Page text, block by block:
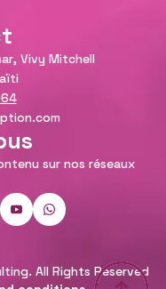
Vivy Mitchell
sur nos réseaux
All Rights Reserved